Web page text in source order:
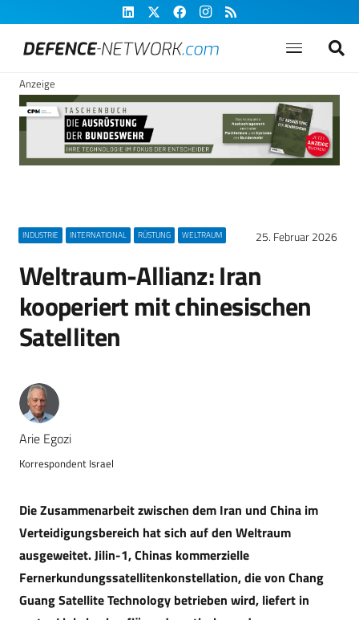
Anzeige
INDUSTRIE INTERNATIONAL RÜSTUNG WELTRAUM 25. Februar 2026
Weltraum-Allianz: Iran
kooperiert mit chinesischen
Satelliten
Arie Egozi
Korrespondent Israel
Die Zusammenarbeit zwischen dem Iran und China im
Verteidigungsbereich hat sich auf den Weltraum
ausgeweitet. Jilin-1, Chinas kommerzielle
Fernerkundungssatellitenkonstellation, die von Chang
Guang Satellite Technology betrieben wird, liefert in